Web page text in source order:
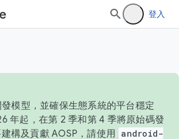
登入
模型，並確保生態系統的平台穩定
年起，在第 2 季和第 4 季將原始碼發
構及貢獻 AOSP，請使用 android-